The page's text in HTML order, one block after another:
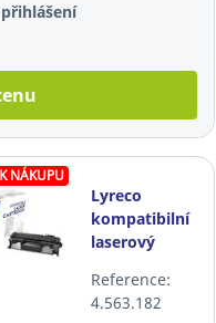
NÁKUPU
Lyreco
kompatibilní
laserový
(CE505A),
černý
Reference:
4.563.182